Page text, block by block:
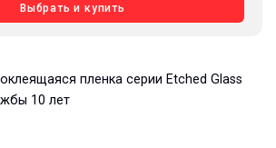
Выбрать и купить
пленка серии Etched Glass
10 лет